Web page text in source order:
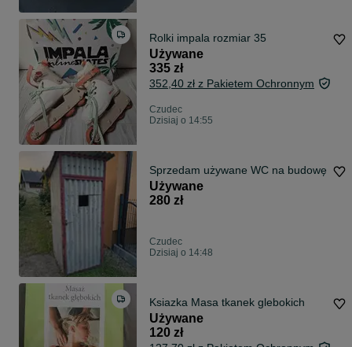
Rolki impala rozmiar 35
Używane
335 zł
352,40 zł z Pakietem Ochronnym
Czudec
Dzisiaj o 14:55
Sprzedam używane WC na budowę
Używane
280 zł
Czudec
Dzisiaj o 14:48
Ksiazka Masa tkanek glebokich
Używane
120 zł